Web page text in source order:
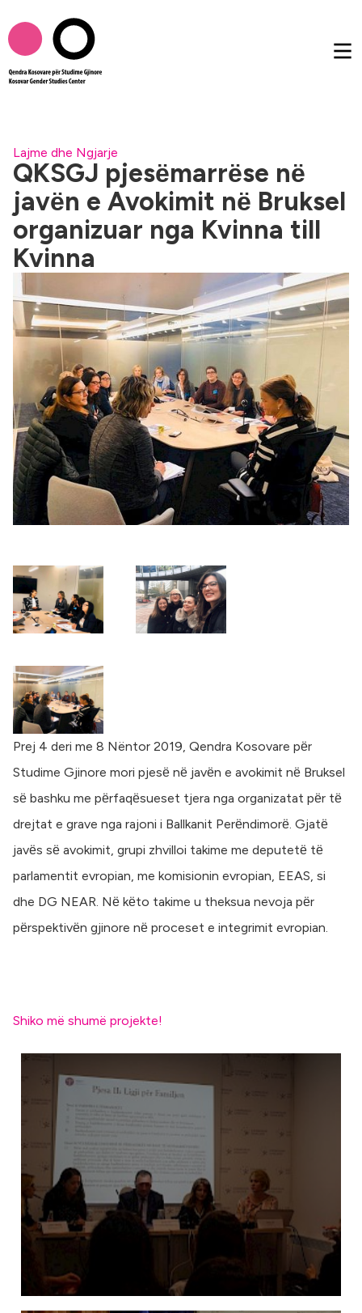
Lajme dhe Ngjarje
QKSGJ pjesёmarrёse nё
javёn e Avokimit nё Bruksel
organizuar nga Kvinna till
Kvinna
Prej 4 deri me 8 Nëntor 2019, Qendra Kosovare pёr
Studime Gjinore mori pjesё nё javёn e avokimit nё Bruksel
sё bashku me pёrfaqёsueset tjera nga organizatat pёr tё
drejtat e grave nga rajoni i Ballkanit Perёndimorё. Gjatё
javёs sё avokimit, grupi zhvilloi takime me deputetё tё
parlamentit evropian, me komisionin evropian, EEAS, si
dhe DG NEAR. Nё kёto takime u theksua nevoja pёr
pёrspektivёn gjinore nё proceset e integrimit evropian.
Shiko më shumë projekte!
Rreth nesh
Publikimet
Femtalk
Të tjera
AL EN